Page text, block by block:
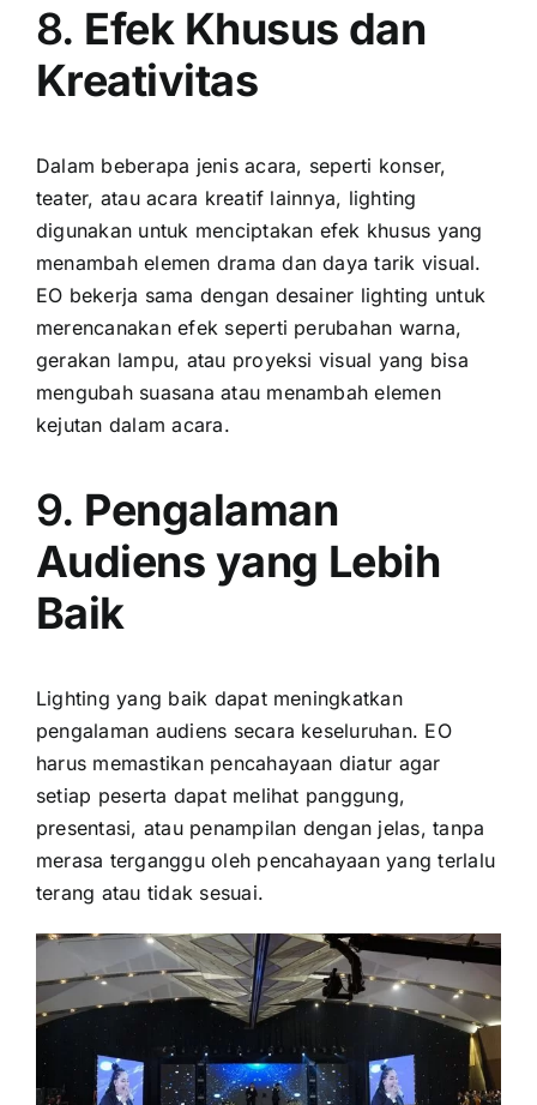
8. Efek Khusus dan
Kreativitas
Dalam beberapa jenis acara, seperti konser,
teater, atau acara kreatif lainnya, lighting
digunakan untuk menciptakan efek khusus yang
menambah elemen drama dan daya tarik visual.
EO bekerja sama dengan desainer lighting untuk
merencanakan efek seperti perubahan warna,
gerakan lampu, atau proyeksi visual yang bisa
mengubah suasana atau menambah elemen
kejutan dalam acara.
9. Pengalaman
Audiens yang Lebih
Baik
Lighting yang baik dapat meningkatkan
pengalaman audiens secara keseluruhan. EO
harus memastikan pencahayaan diatur agar
setiap peserta dapat melihat panggung,
presentasi, atau penampilan dengan jelas, tanpa
merasa terganggu oleh pencahayaan yang terlalu
terang atau tidak sesuai.